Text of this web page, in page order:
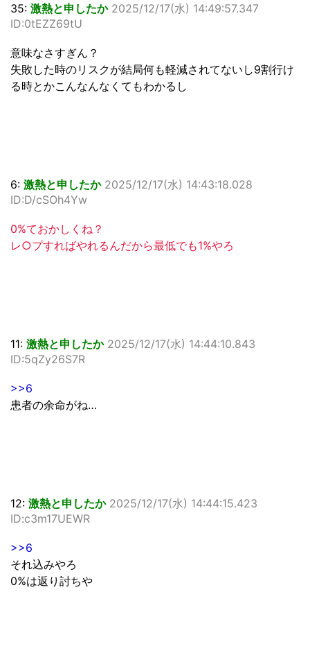
35: 激熱と申したか 2025/12/17(水) 14:49:57.347
ID:0tEZZ69tU
意味なさすぎん？
失敗した時のリスクが結局何も軽減されてないし9割行け
る時とかこんなんなくてもわかるし
6: 激熱と申したか 2025/12/17(水) 14:43:18.028
ID:D/cSOh4Yw
0%ておかしくね？
レ○プすればやれるんだから最低でも1%やろ
11: 激熱と申したか 2025/12/17(水) 14:44:10.843
ID:5qZy26S7R
>>6
患者の余命がね…
12: 激熱と申したか 2025/12/17(水) 14:44:15.423
ID:c3m17UEWR
>>6
それ込みやろ
0%は返り討ちや